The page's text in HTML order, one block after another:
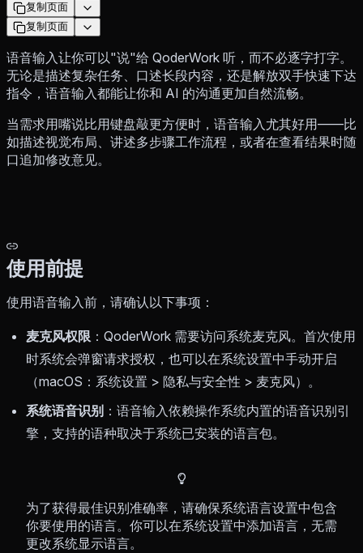
复制页面
复制页面
语音输入让你可以"说"给 QoderWork 听，而不必逐字打字。
无论是描述复杂任务、口述长段内容，还是解放双手快速下达
指令，语音输入都能让你和 AI 的沟通更加自然流畅。
当需求用嘴说比用键盘敲更方便时，语音输入尤其好用——比
如描述视觉布局、讲述多步骤工作流程，或者在查看结果时随
口追加修改意见。
使用前提
使用语音输入前，请确认以下事项：
麦克风权限 ：QoderWork 需要访问系统麦克风。首次使用
时系统会弹窗请求授权，也可以在系统设置中手动开启
（macOS：系统设置 > 隐私与安全性 > 麦克风）。
系统语音识别 ：语音输入依赖操作系统内置的语音识别引
擎，支持的语种取决于系统已安装的语言包。
为了获得最佳识别准确率，请确保系统语言设置中包含
你要使用的语言。你可以在系统设置中添加语言，无需
更改系统显示语言。